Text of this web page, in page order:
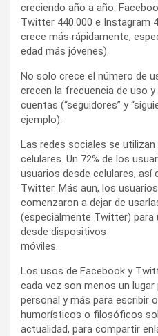
creciendo año a año.
Twitter 440.000 e Instagram
crece más rápidamente,
edad más jóvenes).
No solo crece el número de
crecen la frecuencia de uso y
cuentas (“seguidores” y
ejemplo).
Las redes sociales se
celulares. Un 72% de los
usuarios desde celulares, así
Twitter. Más aun, los
comenzaron a dejar de
(especialmente Twitter) para
desde dispositivos
móviles.
Los usos de Facebook y
cada vez son menos un
personal y más para escribir
humorísticos o filosóficos
actualidad, para compartir